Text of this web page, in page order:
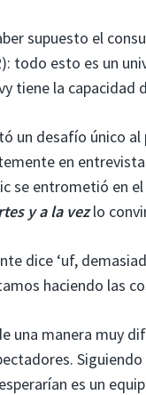
supuesto el
todo esto es un
tiene la capacidad
un desafío único al
en
se entrometió en
y a la vezlo
dice ‘uf,
haciendo las
una manera muy
es un